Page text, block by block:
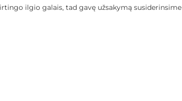
ilgio galais, tad gavę užsakymą susiderinsime